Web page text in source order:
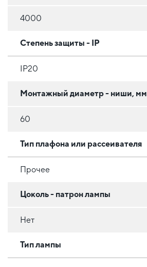
4000
Степень защиты - IP
IP20
Монтажный диаметр - ниши, мм
60
Тип плафона или рассеивателя
Прочее
Цоколь - патрон лампы
Нет
Тип лампы